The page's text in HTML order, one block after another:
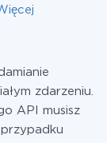
zdarzeniu.
API musisz